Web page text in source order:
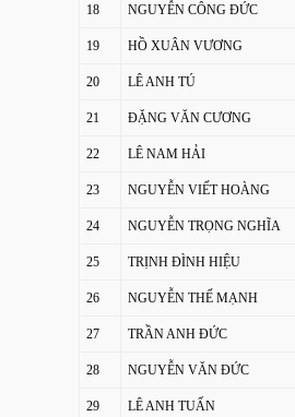
18 NGUYỄN CÔNG ĐỨC
19 HỒ XUÂN VƯƠNG
20 LÊ ANH TÚ
21 ĐẶNG VĂN CƯƠNG
22 LÊ NAM HẢI
23 NGUYỄN VIẾT HOÀNG
24 NGUYỄN TRỌNG NGHĨA
25 TRỊNH ĐÌNH HIỆU
26 NGUYỄN THẾ MẠNH
27 TRẦN ANH ĐỨC
28 NGUYỄN VĂN ĐỨC
29 LÊ ANH TUẤN